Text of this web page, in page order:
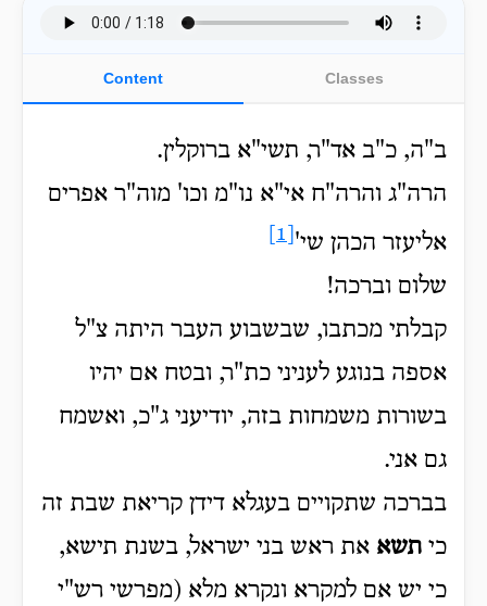
Content Classes
ב"ה, כ"ב אד"ר, תשי"א ברוקלין.
הרה"ג והרה"ח אי"א נו"מ וכו' מוה"ר אפרים
אליעזר הכהן שי'
שלום וברכה!
קבלתי מכתבו, שבשבוע העבר היתה צ"ל
אספה בנוגע לעניני כת"ר, ובטח אם יהיו
בשורות משמחות בזה, יודיעני ג"כ, ואשמח
גם אני.
בברכה שתקויים בעגלא דידן קריאת שבת זה
כי תשא את ראש בני ישראל, בשנת תישא,
כי יש אם למקרא ונקרא מלא (מפרשי רש"י